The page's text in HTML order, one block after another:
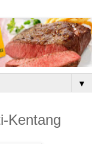
▼
Kentang